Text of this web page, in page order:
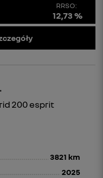
RRSO:
12,73 %
200 esprit
3821 km
2025